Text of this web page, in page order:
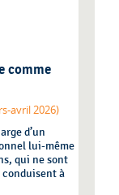
comme
avril 2026)
d’un
lui-même
qui ne sont
à